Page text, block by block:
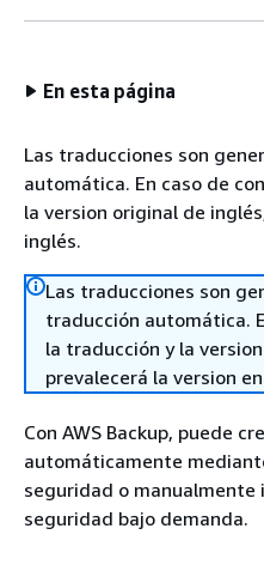
En esta página
Las traducciones son
automática. En caso de
la version original de
inglés.
Las traducciones son
traducción automática.
la traducción y la
prevalecerá la version
Con AWS Backup, puede
automáticamente
seguridad o manualmente
seguridad bajo demanda.